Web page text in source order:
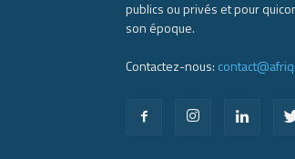
publics ou privés et pour
son époque.
Contactez-nous: